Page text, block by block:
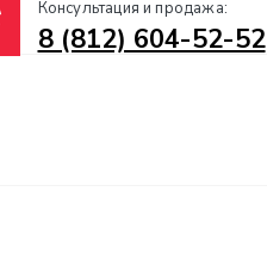
Консультация и продажа:
8 (812) 604-52-52